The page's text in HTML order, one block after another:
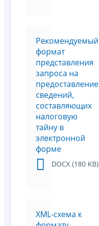
Рекомендуемый
формат
представления
запроса на
предоставление
сведений,
составляющих
налоговую
тайну в
электронной
форме
DOCX (180 KB)
XML-схема к